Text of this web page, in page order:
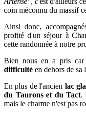
coin méconnu du massif
Ainsi donc,
profité d'un séjour à
cette randonnée à notre
Bien nous en a pris car
difficulté en dehors de sa
En plus de l'ancien lac
du Taurons et du Tact.
mais le charme n'est pas